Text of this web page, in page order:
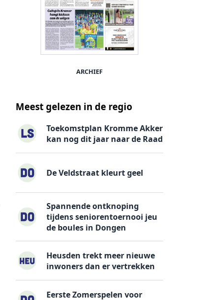
ARCHIEF
Meest gelezen in de regio
Toekomstplan Kromme Akker
kan nog dit jaar naar de Raad
De Veldstraat kleurt geel
Spannende ontknoping
tijdens seniorentoernooi jeu
de boules in Dongen
Heusden trekt meer nieuwe
inwoners dan er vertrekken
Eerste Zomerspelen voor